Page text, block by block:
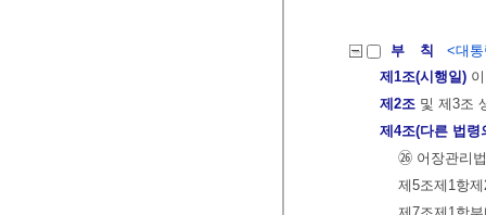
부 칙
<대
제1조(시행일)
제2조 및 제3조
제4조(다른 법령
㉖ 어장관리
제5조제1항제